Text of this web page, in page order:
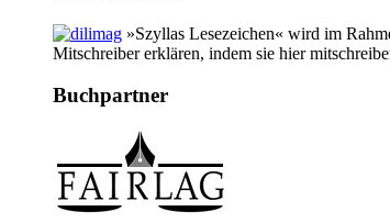
»Szyllas Lesezeichen« wird im
Mitschreiber erklären, indem sie hier
Buchpartner